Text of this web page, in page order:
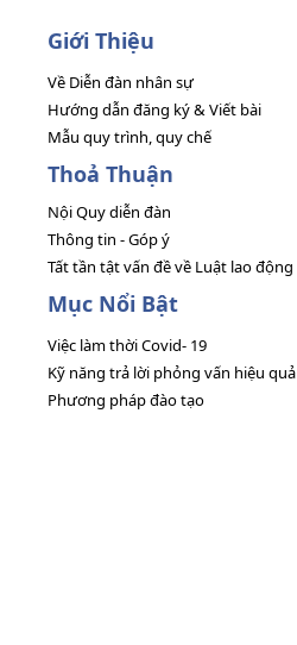
Giới Thiệu
Về Diễn đàn nhân sự
Hướng dẫn đăng ký & Viết bài
Mẫu quy trình, quy chế
Thoả Thuận
Nội Quy diễn đàn
Thông tin - Góp ý
Tất tần tật vấn đề về Luật lao động
Mục Nổi Bật
Việc làm thời Covid- 19
Kỹ năng trả lời phỏng vấn hiệu quả
Phương pháp đào tạo